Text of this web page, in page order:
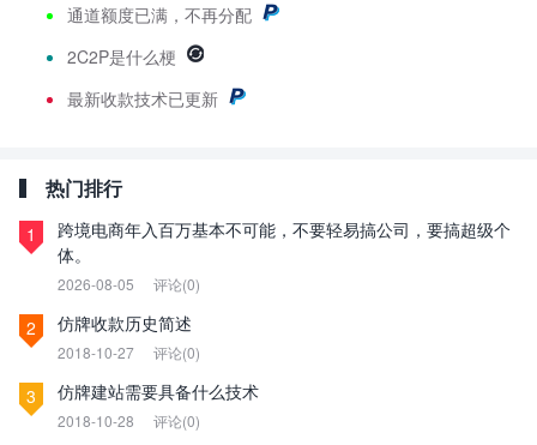
通道额度已满，不再分配
2C2P是什么梗
最新收款技术已更新
热门排行
1
跨境电商年入百万基本不可能，不要轻易搞公司，要搞超级个
体。
2026-08-05 评论(0)
2 仿牌收款历史简述
2018-10-27 评论(0)
3 仿牌建站需要具备什么技术
2018-10-28 评论(0)